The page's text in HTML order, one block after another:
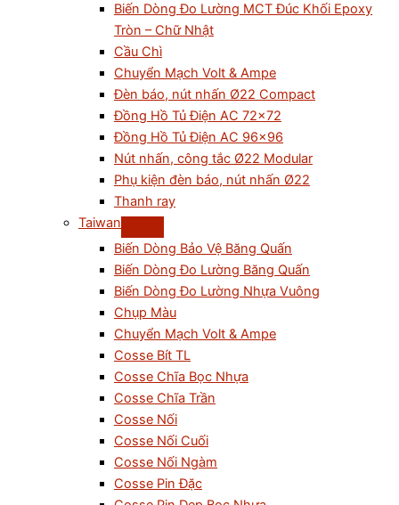
Biến Dòng Đo Lường MCT Đúc Khối Epoxy
Tròn – Chữ Nhật
Cầu Chì
Chuyển Mạch Volt & Ampe
Đèn báo, nút nhấn Ø22 Compact
Đồng Hồ Tủ Điện AC 72×72
Đồng Hồ Tủ Điện AC 96×96
Nút nhấn, công tắc Ø22 Modular
Phụ kiện đèn báo, nút nhấn Ø22
Thanh ray
Taiwan
Biến Dòng Bảo Vệ Băng Quấn
Biến Dòng Đo Lường Băng Quấn
Biến Dòng Đo Lường Nhựa Vuông
Chụp Màu
Chuyển Mạch Volt & Ampe
Cosse Bít TL
Cosse Chĩa Bọc Nhựa
Cosse Chĩa Trần
Cosse Nối
Cosse Nối Cuối
Cosse Nối Ngàm
Cosse Pin Đặc